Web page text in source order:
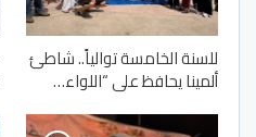
للسنة الخامسة توالياً.. شاطئ
ألمينا يحافظ على “اللواء…